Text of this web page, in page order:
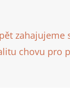
chovu pro